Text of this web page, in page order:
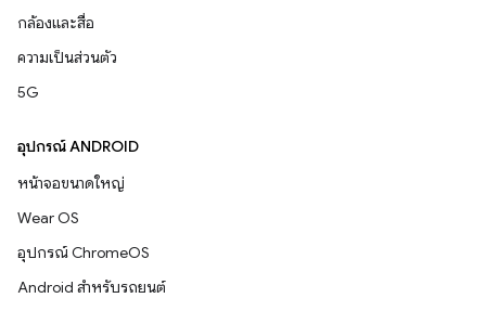
กล้องและสื่อ
ความเป็นส่วนตัว
5G
อุปกรณ์ ANDROID
หน้าจอขนาดใหญ่
Wear OS
อุปกรณ์ ChromeOS
Android สำหรับรถยนต์